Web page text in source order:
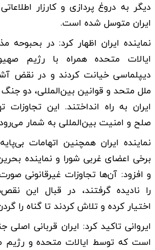
دیگر به دروغ پردازی و کارزار
ایران متوسل شده است.
نماینده ایران اظهار کرد: در بحبوحه
ایالات متحده همراه با رژیم
دیپلماسی خیانت کردند و در نقض
ملل متحد و قوانین بین‌المللی، دو جنگ
ایران به راه انداختند. این
صلح و امنیت بین‌المللی به شمار
نماینده ایران همچنین اتهامات
برخی اعضای غربی شورا و نماینده
و افزود: ‌آن‌ها تجاوزات غیرقانونی
را نادیده گرفتند، در قبال این
اختیار کرده و تلاش کردند تا گناه را
ایروانی تاکید کرد: ایران قربانی اصلی
است که توسط ایالات متحده و رژیم